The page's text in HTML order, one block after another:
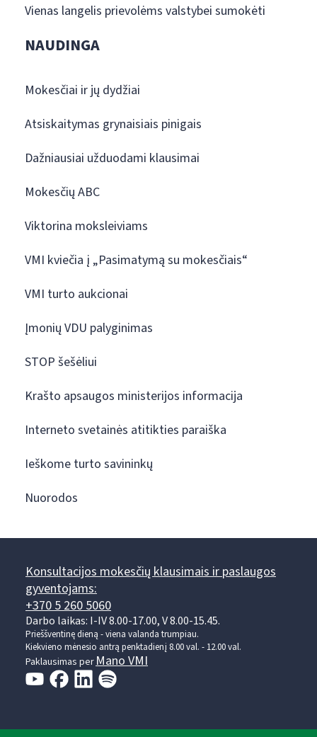
Vienas langelis prievolėms valstybei sumokėti
NAUDINGA
Mokesčiai ir jų dydžiai
Atsiskaitymas grynaisiais pinigais
Dažniausiai užduodami klausimai
Mokesčių ABC
Viktorina moksleiviams
VMI kviečia į „Pasimatymą su mokesčiais“
VMI turto aukcionai
Įmonių VDU palyginimas
STOP šešėliui
Krašto apsaugos ministerijos informacija
Interneto svetainės atitikties paraiška
Ieškome turto savininkų
Nuorodos
Konsultacijos mokesčių klausimais ir paslaugos
gyventojams:
+370 5 260 5060
Darbo laikas: I-IV 8.00-17.00, V 8.00-15.45.
Prieššventinę dieną - viena valanda trumpiau.
Kiekvieno mėnesio antrą penktadienį 8.00 val. - 12.00 val.
Paklausimas perMano VMI